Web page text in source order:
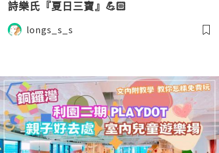
詩樂氏『夏日三寶』💪🏻
longs_s_s